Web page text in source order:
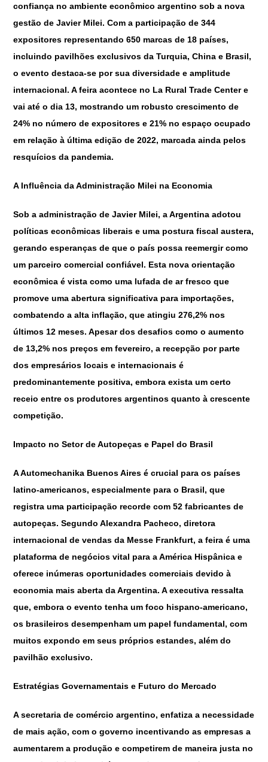
confiança no ambiente econômico argentino sob a nova
gestão de Javier Milei. Com a participação de 344
expositores representando 650 marcas de 18 países,
incluindo pavilhões exclusivos da Turquia, China e Brasil,
o evento destaca-se por sua diversidade e amplitude
internacional. A feira acontece no La Rural Trade Center e
vai até o dia 13, mostrando um robusto crescimento de
24% no número de expositores e 21% no espaço ocupado
em relação à última edição de 2022, marcada ainda pelos
resquícios da pandemia.
A Influência da Administração Milei na Economia
Sob a administração de Javier Milei, a Argentina adotou
políticas econômicas liberais e uma postura fiscal austera,
gerando esperanças de que o país possa reemergir como
um parceiro comercial confiável. Esta nova orientação
econômica é vista como uma lufada de ar fresco que
promove uma abertura significativa para importações,
combatendo a alta inflação, que atingiu 276,2% nos
últimos 12 meses. Apesar dos desafios como o aumento
de 13,2% nos preços em fevereiro, a recepção por parte
dos empresários locais e internacionais é
predominantemente positiva, embora exista um certo
receio entre os produtores argentinos quanto à crescente
competição.
Impacto no Setor de Autopeças e Papel do Brasil
A Automechanika Buenos Aires é crucial para os países
latino-americanos, especialmente para o Brasil, que
registra uma participação recorde com 52 fabricantes de
autopeças. Segundo Alexandra Pacheco, diretora
internacional de vendas da Messe Frankfurt, a feira é uma
plataforma de negócios vital para a América Hispânica e
oferece inúmeras oportunidades comerciais devido à
economia mais aberta da Argentina. A executiva ressalta
que, embora o evento tenha um foco hispano-americano,
os brasileiros desempenham um papel fundamental, com
muitos expondo em seus próprios estandes, além do
pavilhão exclusivo.
Estratégias Governamentais e Futuro do Mercado
A secretaria de comércio argentino, enfatiza a necessidade
de mais ação, com o governo incentivando as empresas a
aumentarem a produção e competirem de maneira justa no